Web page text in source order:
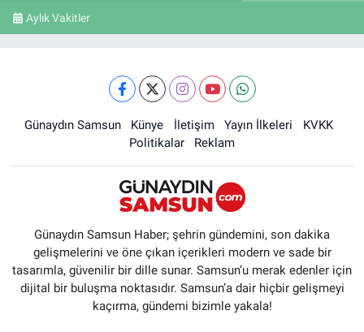
Aylık Vakitler
Günaydın Samsun Künye İletişim Yayın İlkeleri
KVKK
Politikalar
Reklam
Günaydın Samsun Haber; şehrin gündemini, son dakika
gelişmelerini ve öne çıkan içerikleri modern ve sade bir
tasarımla, güvenilir bir dille sunar. Samsun’u merak edenler için
dijital bir buluşma noktasıdır. Samsun’a dair hiçbir gelişmeyi
kaçırma, gündemi bizimle yakala!